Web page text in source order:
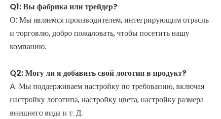
Q1: Вы фабрика или трейдер?
О: Мы являемся производителем, интегрирующим отрасль
и торговлю, добро пожаловать, чтобы посетить нашу
компанию.
Q2: Могу ли я добавить свой логотип в продукт?
A: Мы поддерживаем настройку по требованию, включая
настройку логотипа, настройку цвета, настройку размера
внешнего вида и т. Д.